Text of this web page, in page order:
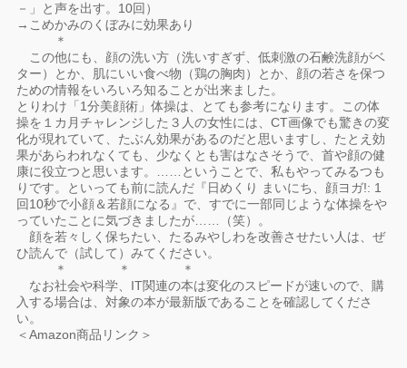
－」と声を出す。10回）
→こめかみのくぼみに効果あり
＊
この他にも、顔の洗い方（洗いすぎず、低刺激の石鹸洗顔がベ
ター）とか、肌にいい食べ物（鶏の胸肉）とか、顔の若さを保つ
ための情報をいろいろ知ることが出来ました。
とりわけ「1分美顔術」体操は、とても参考になります。この体
操を１カ月チャレンジした３人の女性には、CT画像でも驚きの変
化が現れていて、たぶん効果があるのだと思いますし、たとえ効
果があらわれなくても、少なくとも害はなさそうで、首や顔の健
康に役立つと思います。……ということで、私もやってみるつも
りです。といっても前に読んだ『日めくり まいにち、顔ヨガ!: 1
回10秒で小顔＆若顔になる』で、すでに一部同じような体操をや
っていたことに気づきましたが……（笑）。
顔を若々しく保ちたい、たるみやしわを改善させたい人は、ぜ
ひ読んで（試して）みてください。
＊ ＊ ＊
なお社会や科学、IT関連の本は変化のスピードが速いので、購
入する場合は、対象の本が最新版であることを確認してくださ
い。
＜Amazon商品リンク＞